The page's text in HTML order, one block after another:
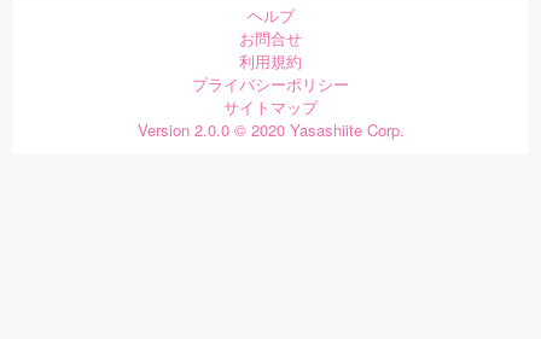
ヘルプ
お問合せ
利用規約
プライバシーポリシー
サイトマップ
Version 2.0.0 © 2020 Yasashiite Corp.